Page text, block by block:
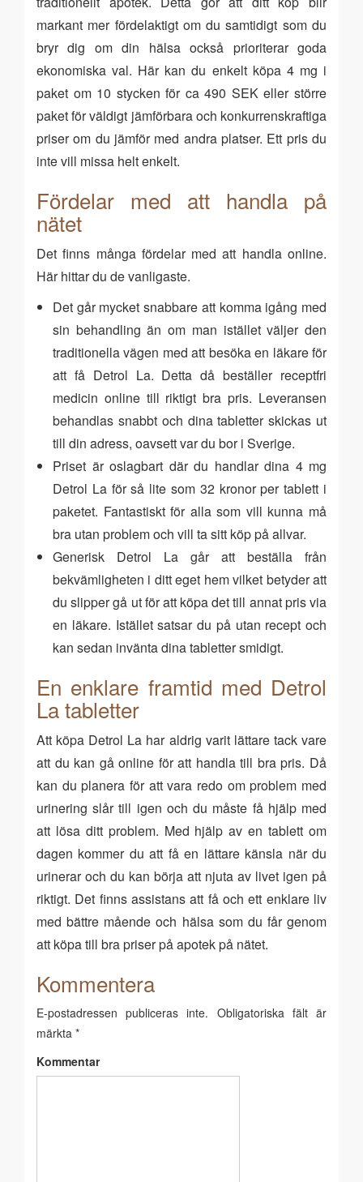
markant mer fördelaktigt om du samtidigt som du
bryr dig om din hälsa också prioriterar goda
ekonomiska val. Här kan du enkelt köpa 4 mg i
paket om 10 stycken för ca 490 SEK eller större
paket för väldigt jämförbara och konkurrenskraftiga
priser om du jämför med andra platser. Ett pris du
inte vill missa helt enkelt.
Fördelar med att handla på
nätet
Det finns många fördelar med att handla online.
Här hittar du de vanligaste.
Det går mycket snabbare att komma igång med
sin behandling än om man istället väljer den
traditionella vägen med att besöka en läkare för
att få Detrol La. Detta då beställer receptfri
medicin online till riktigt bra pris. Leveransen
behandlas snabbt och dina tabletter skickas ut
till din adress, oavsett var du bor i Sverige.
Priset är oslagbart där du handlar dina 4 mg
Detrol La för så lite som 32 kronor per tablett i
paketet. Fantastiskt för alla som vill kunna må
bra utan problem och vill ta sitt köp på allvar.
Generisk Detrol La går att beställa från
bekvämligheten i ditt eget hem vilket betyder att
du slipper gå ut för att köpa det till annat pris via
en läkare. Istället satsar du på utan recept och
kan sedan invänta dina tabletter smidigt.
En enklare framtid med Detrol
La tabletter
Att köpa Detrol La har aldrig varit lättare tack vare
att du kan gå online för att handla till bra pris. Då
kan du planera för att vara redo om problem med
urinering slår till igen och du måste få hjälp med
att lösa ditt problem. Med hjälp av en tablett om
dagen kommer du att få en lättare känsla när du
urinerar och du kan börja att njuta av livet igen på
riktigt. Det finns assistans att få och ett enklare liv
med bättre mående och hälsa som du får genom
att köpa till bra priser på apotek på nätet.
Kommentera
E-postadressen publiceras inte. Obligatoriska fält är
märkta *
Kommentar